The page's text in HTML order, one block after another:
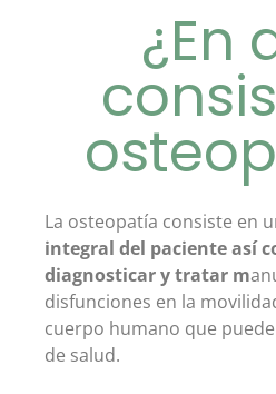
¿En
La osteopatía consiste en
integral del paciente así
diagnosticar y tratar m
disfunciones en la
cuerpo humano que
de salud.